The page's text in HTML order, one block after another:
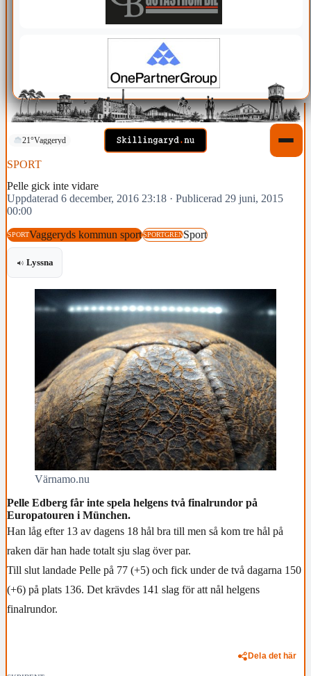
21°Vaggeryd
SPORT
Pelle gick inte vidare
Uppdaterad 6 december, 2016 23:18 · Publicerad 29 juni, 2015
00:00
SPORTVaggeryds kommun sportSPORTGRENSport
Lyssna
Värnamo.nu
Pelle Edberg får inte spela helgens två finalrundor på
Europatouren i München.
Han låg efter 13 av dagens 18 hål bra till men så kom tre hål på
raken där han hade totalt sju slag över par.
Till slut landade Pelle på 77 (+5) och fick under de två dagarna 150
(+6) på plats 136. Det krävdes 141 slag för att nål helgens
finalrundor.
Dela det här